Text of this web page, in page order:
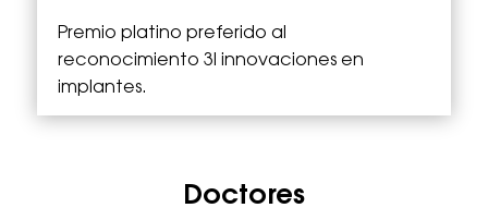
Premio platino preferido al
reconocimiento 3I innovaciones en
implantes.
Doctores